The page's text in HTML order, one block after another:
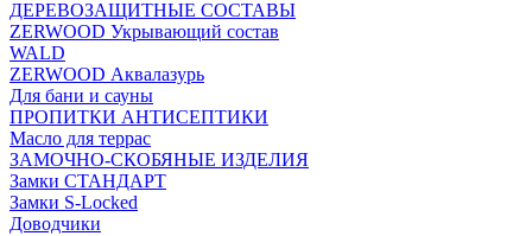
ДЕРЕВОЗАЩИТНЫЕ СОСТАВЫ
ZERWOOD Укрывающий состав
WALD
ZERWOOD Аквалазурь
Для бани и сауны
ПРОПИТКИ АНТИСЕПТИКИ
Масло для террас
ЗАМОЧНО-СКОБЯНЫЕ ИЗДЕЛИЯ
Замки СТАНДАРТ
Замки S-Locked
Доводчики